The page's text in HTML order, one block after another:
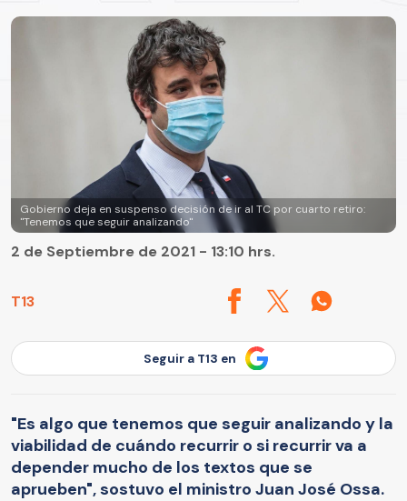
Gobierno deja en suspenso decisión de ir al TC por cuarto retiro:
"Tenemos que seguir analizando"
T13
2 de Septiembre de 2021 - 13:10 hrs.
Seguir a T13 en
"Es algo que tenemos que seguir analizando y la
viabilidad de cuándo recurrir o si recurrir va a
depender mucho de los textos que se
aprueben", sostuvo el ministro Juan José Ossa.